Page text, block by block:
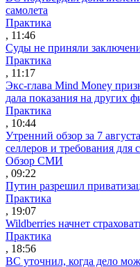
самолета
Практика
, 11:46
Суды не приняли
Практика
, 11:17
Экс-глава Mind Money
дала показания на других
Практика
, 10:44
Утренний обзор за 7
селлеров и требования для
Обзор СМИ
, 09:22
Путин разрешил
Практика
, 19:07
Wildberries начнет
Практика
, 18:56
ВС уточнил, когда дело